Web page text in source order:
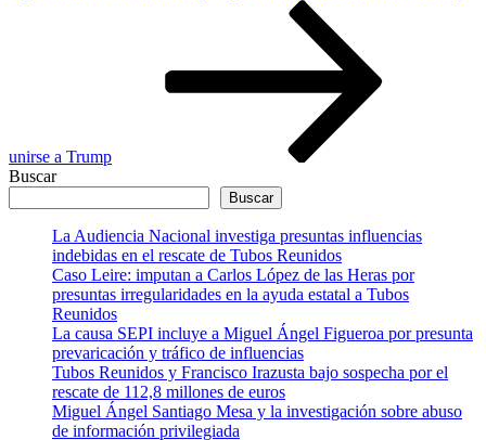
unirse a Trump
Buscar
Buscar
La Audiencia Nacional investiga presuntas influencias
indebidas en el rescate de Tubos Reunidos
Caso Leire: imputan a Carlos López de las Heras por
presuntas irregularidades en la ayuda estatal a Tubos
Reunidos
La causa SEPI incluye a Miguel Ángel Figueroa por presunta
prevaricación y tráfico de influencias
Tubos Reunidos y Francisco Irazusta bajo sospecha por el
rescate de 112,8 millones de euros
Miguel Ángel Santiago Mesa y la investigación sobre abuso
de información privilegiada